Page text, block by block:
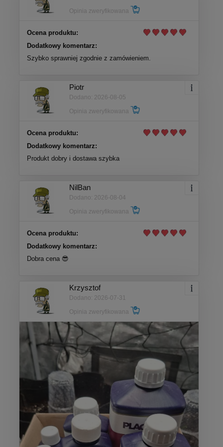
Opinia zweryfikowana
Ocena produktu:
Dodatkowy komentarz:
Szybko sprawniej zgodnie z zamówieniem.
Piotr
Dodano: 2026-08-05
Opinia zweryfikowana
Ocena produktu:
Dodatkowy komentarz:
Produkt dobry i dostawa szybka
NilBan
Dodano: 2026-08-04
Opinia zweryfikowana
Ocena produktu:
Dodatkowy komentarz:
Dobra cena 😎
Krzysztof
Dodano: 2026-07-31
Opinia zweryfikowana